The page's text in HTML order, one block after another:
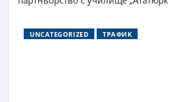
UNCATEGORIZED ТРАФИК